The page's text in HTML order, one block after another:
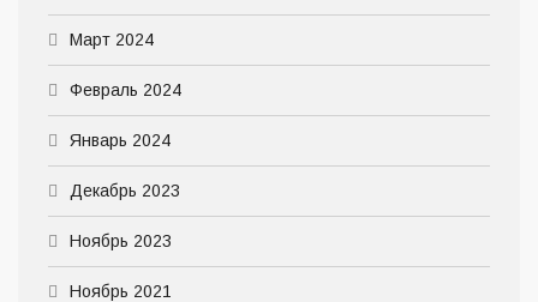
Март 2024
Февраль 2024
Январь 2024
Декабрь 2023
Ноябрь 2023
Ноябрь 2021